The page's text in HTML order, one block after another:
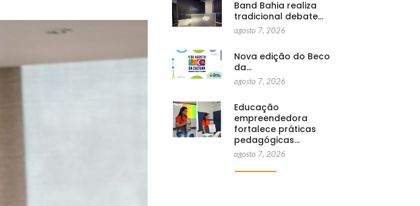
Band Bahia realiza
tradicional debate…
agosto 7, 2026
Nova edição do Beco
da…
agosto 7, 2026
Educação
empreendedora
fortalece práticas
pedagógicas…
agosto 7, 2026